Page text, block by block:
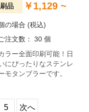
品 ￥1,129 ~
の場合 (税込)
注文数： 30 個
ラー全面印刷可能！日
にぴったりなステンレ
モタンブラーです。
5 次へ